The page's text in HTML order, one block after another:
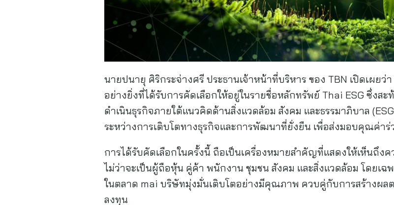
นายปนายุ ศิริกระจ่างศรี ประธานเจ้าหน้าที่บริหาร ของ TBN เปิดเผย
อย่างยิ่งที่ได้รับการคัดเลือกให้อยู่ในรายชื่อหลักทรัพย์ Thai ESG ซึ่งส
ดำเนินธุรกิจภายใต้แนวคิดด้านสิ่งแวดล้อม สังคม และธรรมาภิบาล
ระหว่างการเติบโตทางธุรกิจและการพัฒนาที่ยั่งยืน เพื่อส่งมอบคุณค่า
การได้รับคัดเลือกในครั้งนี้ ถือเป็นเครื่องหมายสำคัญที่แสดงให้เห็นถึง
ไม่ว่าจะเป็นผู้ถือหุ้น คู่ค้า พนักงาน ชุมชน สังคม และสิ่งแวดล้อม โดยเฉ
ในตลาด mai บริษัทมุ่งมั่นเติบโตอย่างมีคุณภาพ ควบคู่กับการสร้างผล
ลงทุน